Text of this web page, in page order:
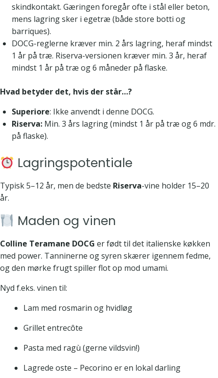
skindkontakt. Gæringen foregår ofte i stål eller beton,
mens lagring sker i egetræ (både store botti og
barriques).
DOCG-reglerne kræver min. 2 års lagring, heraf mindst
1 år på træ. Riserva-versionen kræver min. 3 år, heraf
mindst 1 år på træ og 6 måneder på flaske.
Hvad betyder det, hvis der står…?
Superiore: Ikke anvendt i denne DOCG.
Riserva: Min. 3 års lagring (mindst 1 år på træ og 6 mdr.
på flaske).
Lagringspotentiale
Typisk 5–12 år, men de bedste Riserva-vine holder 15–20
år.
Maden og vinen
Colline Teramane DOCG er født til det italienske køkken
med power. Tanninerne og syren skærer igennem fedme,
og den mørke frugt spiller flot op mod umami.
Nyd f.eks. vinen til:
Lam med rosmarin og hvidløg
Grillet entrecôte
Pasta med ragù (gerne vildsvin!)
Lagrede oste – Pecorino er en lokal darling